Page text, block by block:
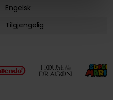
Engelsk
Tilgjengelig